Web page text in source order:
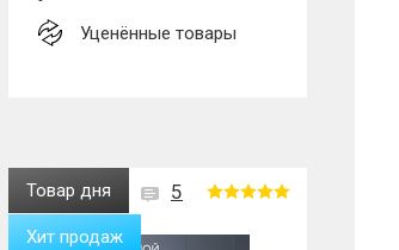
Уценённые товары
5
Товар дня
Хит продаж